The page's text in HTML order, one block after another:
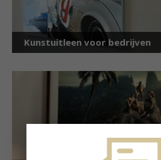
Kunstuitleen voor bedrijven